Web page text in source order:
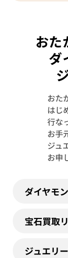
おた
ダ
おた
はじ
行な
お手
ジュ
お申
ダイヤモ
宝石買取
ジュエリ